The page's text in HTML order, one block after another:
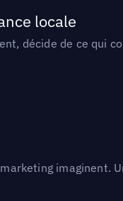
locale
décide de ce qui
imaginent.